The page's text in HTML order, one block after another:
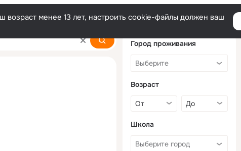
менее 13 лет, настроить cookie-файлы должен ваш
Город проживания
Возраст
Школа